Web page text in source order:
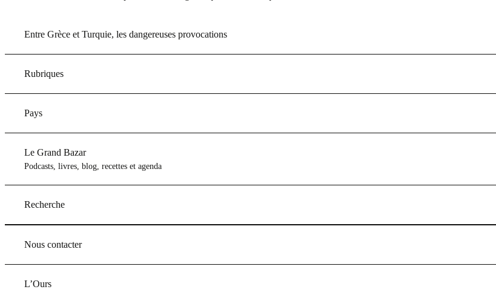
Entre Grèce et Turquie, les dangereuses provocations
Rubriques
Pays
Le Grand Bazar
Podcasts, livres, blog, recettes et agenda
Recherche
Nous contacter
L’Ours